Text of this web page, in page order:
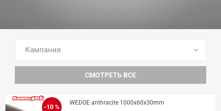
ПОСМОТРЕТЬ ВСЕ ТОВАРЫ
СМОТРЕТЬ ВСЕ
-10 %
WEDGE anthracite 1000x60x30mm